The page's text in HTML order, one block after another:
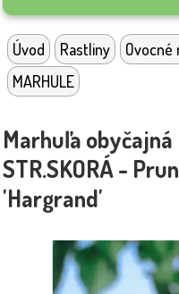
Úvod Rastliny Ovocné
MARHULE
Marhuľa obyčajná
STR.SKORÁ -
'Hargrand'